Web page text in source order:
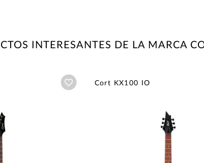
INTERESANTES DE LA MARCA
Añadir a wishlist
Cort KX100 IO